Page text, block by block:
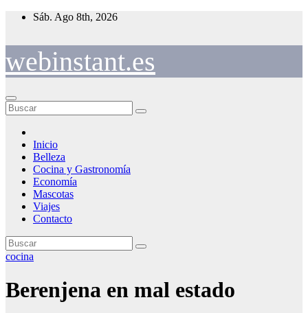
Saltar
Sáb. Ago 8th, 2026
webinstant.es
Inicio
Belleza
Cocina y Gastronomía
Economía
Mascotas
Viajes
Contacto
cocina
Berenjena en mal estado